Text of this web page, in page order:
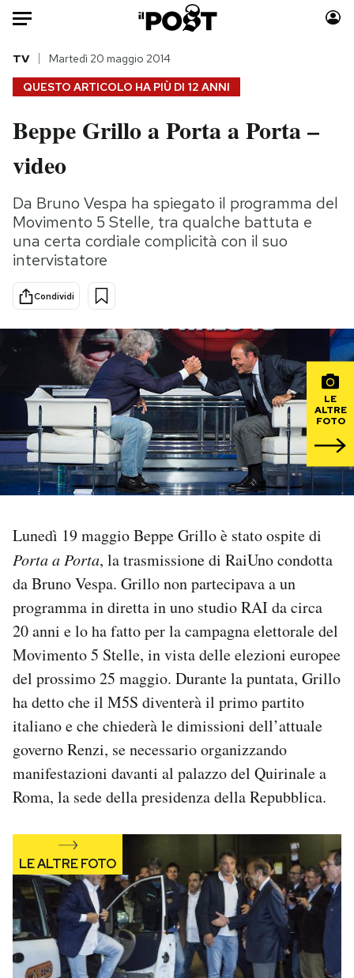
HOME
Italia
Politica
Tecnologia
Internet
Scienza
Cultura
Economia
Moda
Storie/Idee
Ok Boomer!
Media
PODCAST
NEWSLETTER
I MIEI PREFERITI
SHOP
CALENDARIO
Area Personale
Newsletter
Notifiche mobile
Hai bisogno di aiuto?
Esci
QUESTO ARTICOLO HA PIÙ DI 12 ANNI
TV Martedì 20 maggio 2014
Beppe Grillo a Porta a Porta –
video
Da Bruno Vespa ha spiegato il programma del
Movimento 5 Stelle, tra qualche battuta e
una certa cordiale complicità con il suo
intervistatore
Condividi
LE
ALTRE
FOTO
Lunedì 19 maggio Beppe Grillo è stato ospite di
Porta a Porta, la trasmissione di RaiUno condotta
da Bruno Vespa. Grillo non partecipava a un
programma in diretta in uno studio RAI da circa
20 anni e lo ha fatto per la campagna elettorale del
Movimento 5 Stelle, in vista delle elezioni europee
del prossimo 25 maggio. Durante la puntata, Grillo
ha detto che il M5S diventerà il primo partito
italiano e che chiederà le dimissioni dell’attuale
governo Renzi, se necessario organizzando
manifestazioni davanti al palazzo del Quirinale a
Roma, la sede della presidenza della Repubblica.